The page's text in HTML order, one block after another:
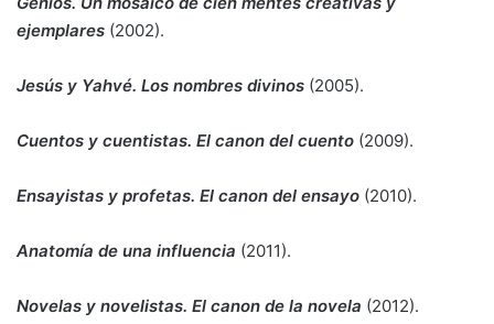
ejemplares (2002).
Jesús y Yahvé. Los nombres divinos (2005).
Cuentos y cuentistas. El canon del cuento (2009).
Ensayistas y profetas. El canon del ensayo (2010).
Anatomía de una influencia (2011).
Novelas y novelistas. El canon de la novela (2012).